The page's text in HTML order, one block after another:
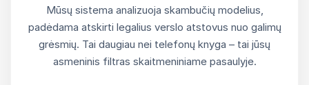
Mūsų sistema analizuoja skambučių modelius,
padėdama atskirti legalius verslo atstovus nuo galimų
grėsmių. Tai daugiau nei telefonų knyga – tai jūsų
asmeninis filtras skaitmeniniame pasaulyje.